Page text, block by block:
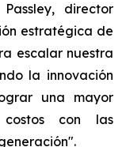
director
estratégica de
escalar nuestra
la innovación
una mayor
con las